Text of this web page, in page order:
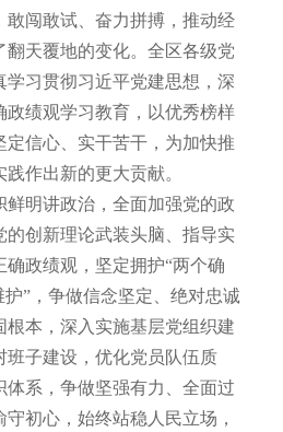
敢闯敢试、奋力拼搏，推动经
翻天覆地的变化。全区各级党
学习贯彻习近平党建思想，深
政绩观学习教育，以优秀榜样
定信心、实干苦干，为加快推
作出新的更大贡献。
明讲政治，全面加强党的政
的创新理论武装头脑、指导实
政绩观，坚定拥护“两个确
护”，争做信念坚定、绝对忠诚
根本，深入实施基层党组织建
班子建设，优化党员队伍质
体系，争做坚强有力、全面过
初心，始终站稳人民立场，